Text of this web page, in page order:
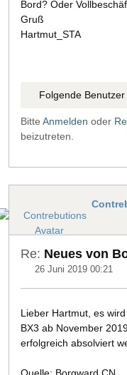
Bord? Oder
Gruß
Hartmut_STA
Folgende
Bitte Anmelden oder
beizutreten.
Re: Neues von
26 Juni 2019 00:21
Lieber Hartmut, es
BX3 ab November
erfolgreich absolviert